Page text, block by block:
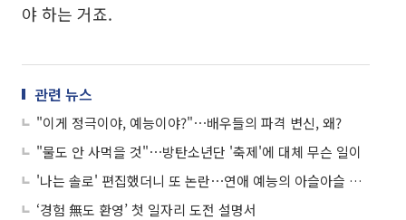
야 하는 거죠.
관련 뉴스
"이게 정극이야, 예능이야?"⋯배우들의 파격 변신, 왜?
"물도 안 사먹을 것"⋯방탄소년단 '축제'에 대체 무슨 일이
'나는 솔로' 편집했더니 또 논란⋯연애 예능의 아슬아슬 줄타기
‘경험 無도 환영’ 첫 일자리 도전 설명서